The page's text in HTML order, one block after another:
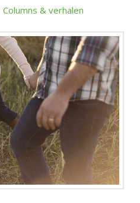
Columns & verhalen